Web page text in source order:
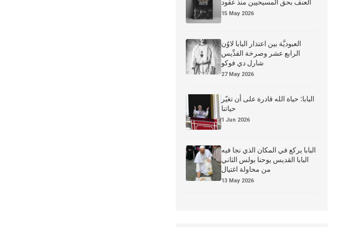
العنف بحق المسيحيين منذ عقود
15 May 2026
العبوديَّة بين اعتذار البابا لاوُن
الرابع عشر وصرخة القدِّيس
شارل دي فوكو
27 May 2026
البابا: حياة الله قادرة على أن تغيّر
حياتنا
1 Jun 2026
البابا يركع في المكان الذي نجا فيه
البابا القديس يوحنا بولس الثاني
من محاولة اغتيال
13 May 2026